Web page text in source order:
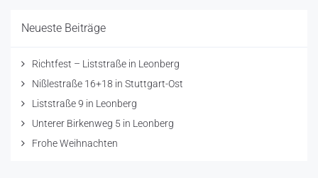
Neueste Beiträge
Richtfest – Liststraße in Leonberg
Nißlestraße 16+18 in Stuttgart-Ost
Liststraße 9 in Leonberg
Unterer Birkenweg 5 in Leonberg
Frohe Weihnachten